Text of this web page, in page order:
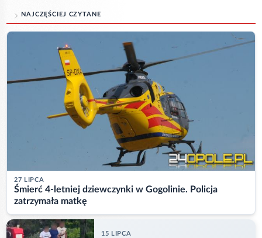
NAJCZĘŚCIEJ CZYTANE
27 LIPCA
Śmierć 4-letniej dziewczynki w Gogolinie. Policja
zatrzymała matkę
15 LIPCA